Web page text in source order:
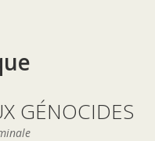
GÉNOCIDES